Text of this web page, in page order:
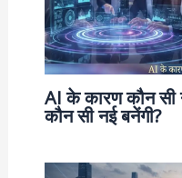
AI के कारण कौन सी
कौन सी नई बनेंगी?